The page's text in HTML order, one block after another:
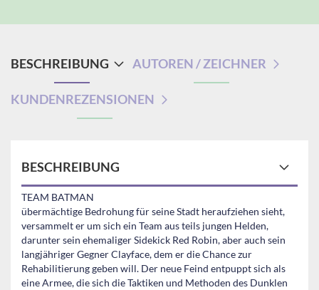
BESCHREIBUNG AUTOREN / ZEICHNER
KUNDENREZENSIONEN
BESCHREIBUNG
TEAM BATMAN
übermächtige Bedrohung für seine Stadt heraufziehen sieht,
versammelt er um sich ein Team aus teils jungen Helden,
darunter sein ehemaliger Sidekick Red Robin, aber auch sein
langjähriger Gegner Clayface, dem er die Chance zur
Rehabilitierung geben will. Der neue Feind entpuppt sich als
eine Armee, die sich die Taktiken und Methoden des Dunklen